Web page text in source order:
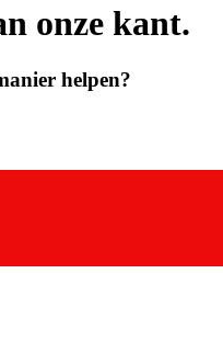
onze kant.
helpen?